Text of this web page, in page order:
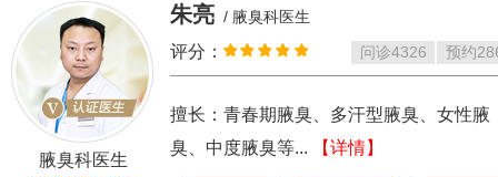
腋臭科医生
朱亮 / 腋臭科医生
评分： 问诊4326 预约
擅长：青春期腋臭、多汗型腋臭、女性腋
臭、中度腋臭等...
【详情】